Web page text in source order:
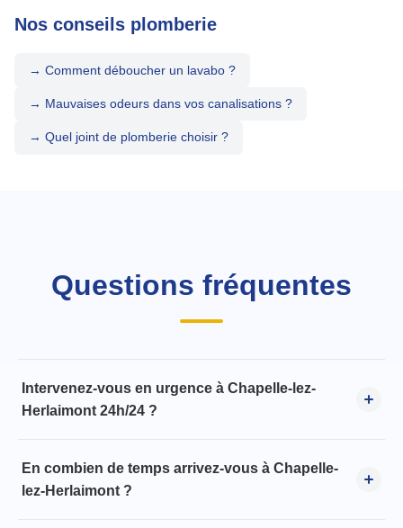
Nos conseils plomberie
→ Comment déboucher un lavabo ?
→ Mauvaises odeurs dans vos canalisations ?
→ Quel joint de plomberie choisir ?
Questions fréquentes
Intervenez-vous en urgence à Chapelle-lez-
Herlaimont 24h/24 ?
En combien de temps arrivez-vous à Chapelle-
lez-Herlaimont ?